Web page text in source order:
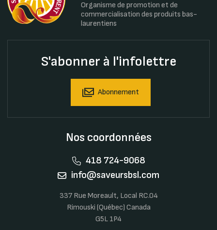
Organisme de promotion et de
commercialisation des produits bas-
laurentiens
S'abonner à l'infolettre
Abonnement
Nos coordonnées
418 724-9068
info@saveursbsl.com
337 Rue Moreault, Local RC.04
Rimouski (Québec) Canada
G5L 1P4